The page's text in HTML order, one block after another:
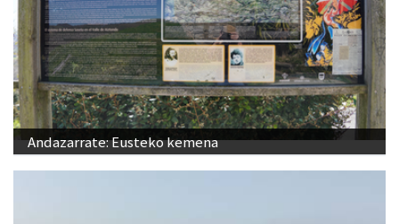
Andazarrate: Eusteko kemena